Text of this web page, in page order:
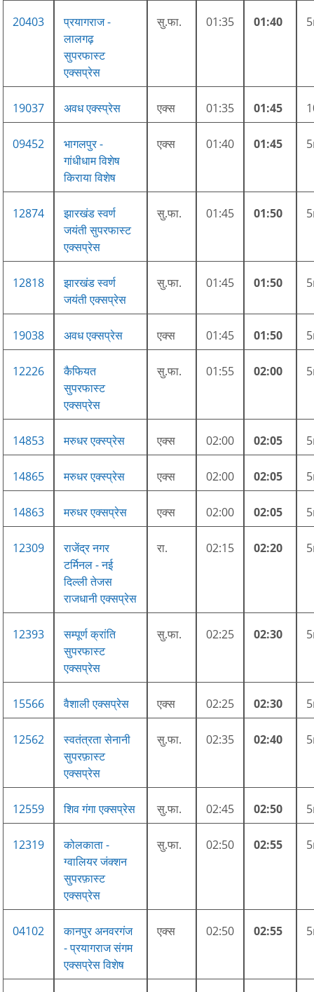
20403
प्रयागराज -
लालगढ़
सुपरफास्ट
एक्सप्रेस
सु.फा. 01:35 01:40
19037 अवध एक्स्प्रेस एक्स 01:35 01:45
09452
भागलपुर -
गांधीधाम विशेष
किराया विशेष
एक्स 01:40 01:45
12874
झारखंड स्वर्ण
जयंती सुपरफास्ट
एक्सप्रेस
सु.फा. 01:45 01:50
12818
झारखंड स्वर्ण
जयंती एक्सप्रेस
सु.फा. 01:45 01:50
19038 अवध एक्सप्रेस एक्स 01:45 01:50
12226
कैफियत
सुपरफास्ट
एक्सप्रेस
सु.फा. 01:55 02:00
14853 मरुधर एक्स्प्रेस एक्स 02:00 02:05
14865 मरुधर एक्स्प्रेस एक्स 02:00 02:05
14863 मरुधर एक्सप्रेस एक्स 02:00 02:05
12309
राजेंद्र नगर
टर्मिनल - नई
दिल्ली तेजस
राजधानी एक्सप्रेस
रा. 02:15 02:20
12393
सम्पूर्ण क्रांति
सुपरफास्ट
एक्सप्रेस
सु.फा. 02:25 02:30
15566 वैशाली एक्सप्रेस एक्स 02:25 02:30
12562
स्वतंत्रता सेनानी
सुपरफ़ास्ट
एक्सप्रेस
सु.फा. 02:35 02:40
12559 शिव गंगा एक्सप्रेस सु.फा. 02:45 02:50
12319
कोलकाता -
ग्वालियर जंक्शन
सुपरफ़ास्ट
एक्सप्रेस
सु.फा. 02:50 02:55
04102
कानपुर अनवरगंज
- प्रयागराज संगम
एक्सप्रेस विशेष
एक्स 02:50 02:55